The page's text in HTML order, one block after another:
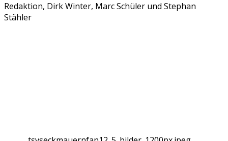
Redaktion, Dirk Winter, Marc Schüler und Stephan
Stähler